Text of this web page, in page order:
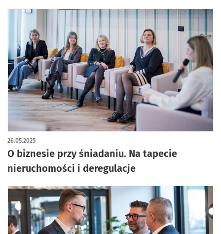
O biznesie przy śniadaniu. Na tapecie
nieruchomości i deregulacje
26.05.2025